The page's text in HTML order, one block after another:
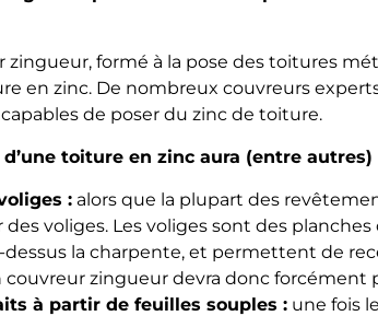
zingueur, formé à la pose des toitures
en zinc. De nombreux couvreurs
de poser du zinc de toiture.
d’une toiture en zinc aura (entre
:alors que la plupart des
des voliges. Les voliges sont des
dessus la charpente, et permettent de
couvreur zingueur devra donc forcément
à partir de feuilles souples :une fois